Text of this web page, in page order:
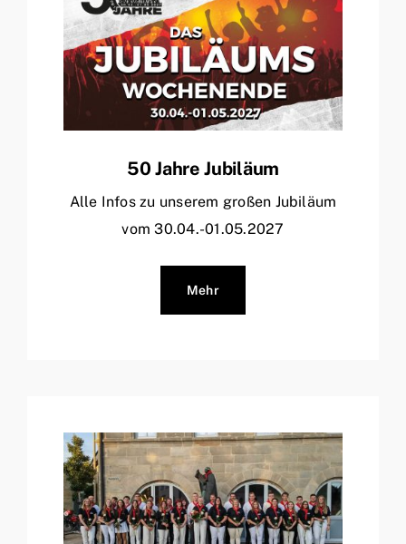
50 Jahre Jubiläum
Alle Infos zu unserem großen Jubiläum
vom 30.04.-01.05.2027
Mehr